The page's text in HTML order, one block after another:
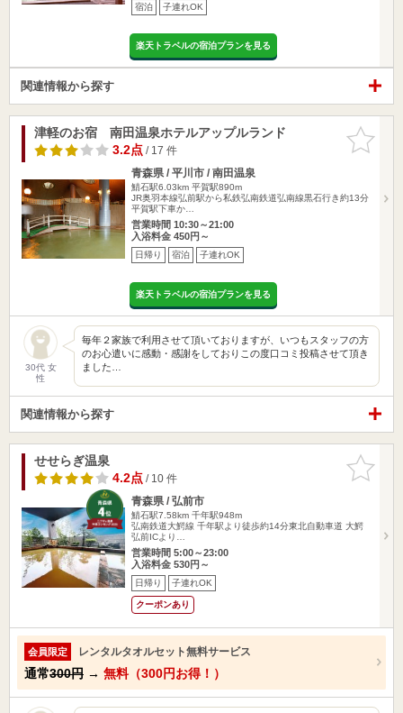
宿泊 子連れOK
楽天トラベルの宿泊プランを見る
関連情報から探す
お気に入
りに追加
津軽のお宿 南田温泉ホテルアップルランド
3.2点/ 17 件
青森県 / 平川市 / 南田温泉
鯖石駅6.03km 平賀駅890m
JR奥羽本線弘前駅から私鉄弘南鉄道弘南線黒石行き約13分
平賀駅下車か…
営業時間 10:30～21:00
入浴料金 450円～
日帰り 宿泊 子連れOK
楽天トラベルの宿泊プランを見る
30代 女
性
毎年２家族で利用させて頂いておりますが、いつもスタッフの方
のお心遣いに感動・感謝をしておりこの度口コミ投稿させて頂き
ました…
関連情報から探す
お気に入
りに追加
せせらぎ温泉
4.2点/ 10 件
青森県 / 弘前市
鯖石駅7.58km 千年駅948m
弘南鉄道大鰐線 千年駅より徒歩約14分東北自動車道 大鰐
弘前ICより…
営業時間 5:00～23:00
入浴料金 530円～
日帰り 子連れOK
クーポンあり
会員限定 レンタルタオルセット無料サービス
通常300円 → 無料（300円お得！）